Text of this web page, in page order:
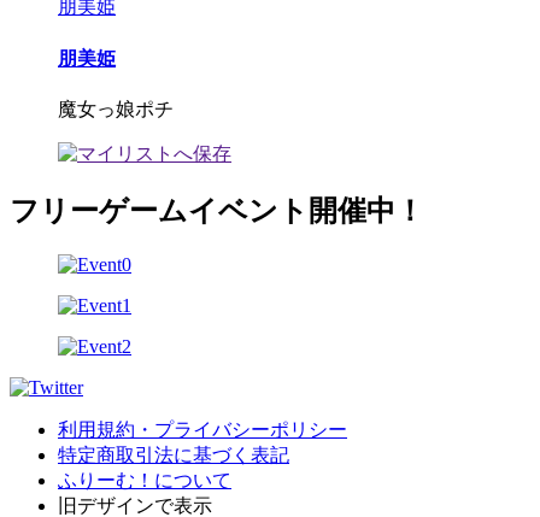
朋美姫
朋美姫
魔女っ娘ポチ
フリーゲームイベント開催中！
利用規約・プライバシーポリシー
特定商取引法に基づく表記
ふりーむ！について
旧デザインで表示